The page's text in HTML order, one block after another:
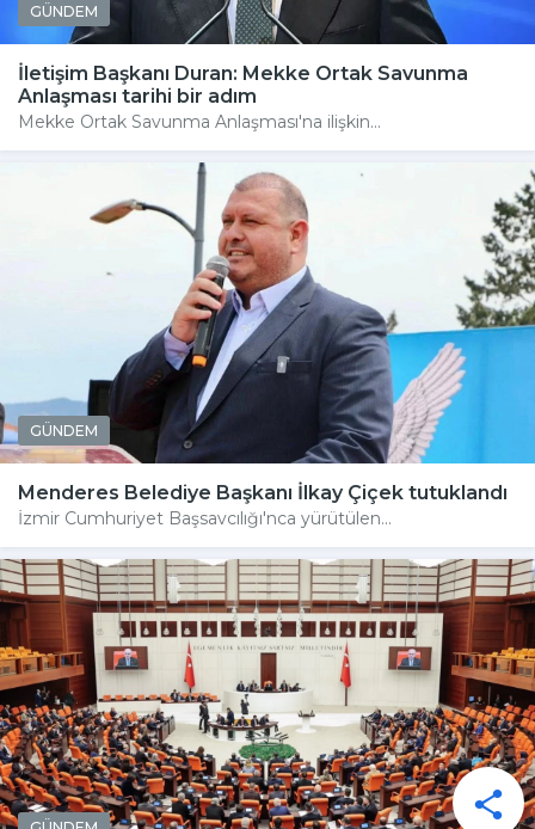
GÜNDEM
İletişim Başkanı Duran: Mekke Ortak Savunma
Anlaşması tarihi bir adım
Mekke Ortak Savunma Anlaşması'na ilişkin...
GÜNDEM
Menderes Belediye Başkanı İlkay Çiçek tutuklandı
İzmir Cumhuriyet Başsavcılığı'nca yürütülen...